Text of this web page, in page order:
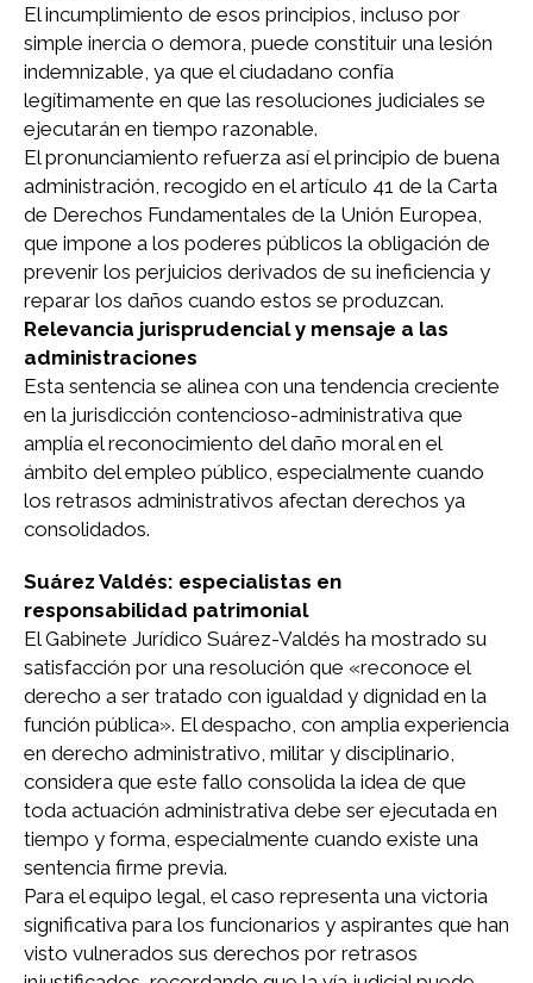
El incumplimiento de esos principios, incluso por
simple inercia o demora, puede constituir una lesión
indemnizable, ya que el ciudadano confía
legítimamente en que las resoluciones judiciales se
ejecutarán en tiempo razonable.
El pronunciamiento refuerza así el principio de buena
administración, recogido en el artículo 41 de la Carta
de Derechos Fundamentales de la Unión Europea,
que impone a los poderes públicos la obligación de
prevenir los perjuicios derivados de su ineficiencia y
reparar los daños cuando estos se produzcan.
Relevancia jurisprudencial y mensaje a las
administraciones
Esta sentencia se alinea con una tendencia creciente
en la jurisdicción contencioso-administrativa que
amplía el reconocimiento del daño moral en el
ámbito del empleo público, especialmente cuando
los retrasos administrativos afectan derechos ya
consolidados.
Suárez Valdés: especialistas en
responsabilidad patrimonial
El Gabinete Jurídico Suárez-Valdés ha mostrado su
satisfacción por una resolución que «reconoce el
derecho a ser tratado con igualdad y dignidad en la
función pública». El despacho, con amplia experiencia
en derecho administrativo, militar y disciplinario,
considera que este fallo consolida la idea de que
toda actuación administrativa debe ser ejecutada en
tiempo y forma, especialmente cuando existe una
sentencia firme previa.
Para el equipo legal, el caso representa una victoria
significativa para los funcionarios y aspirantes que han
visto vulnerados sus derechos por retrasos